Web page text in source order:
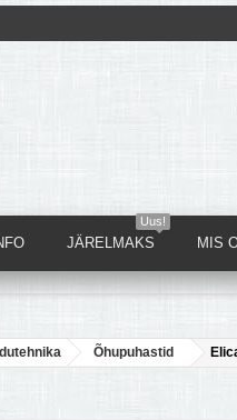
Uus!
JÄRELMAKS MIS
Õhupuhastid